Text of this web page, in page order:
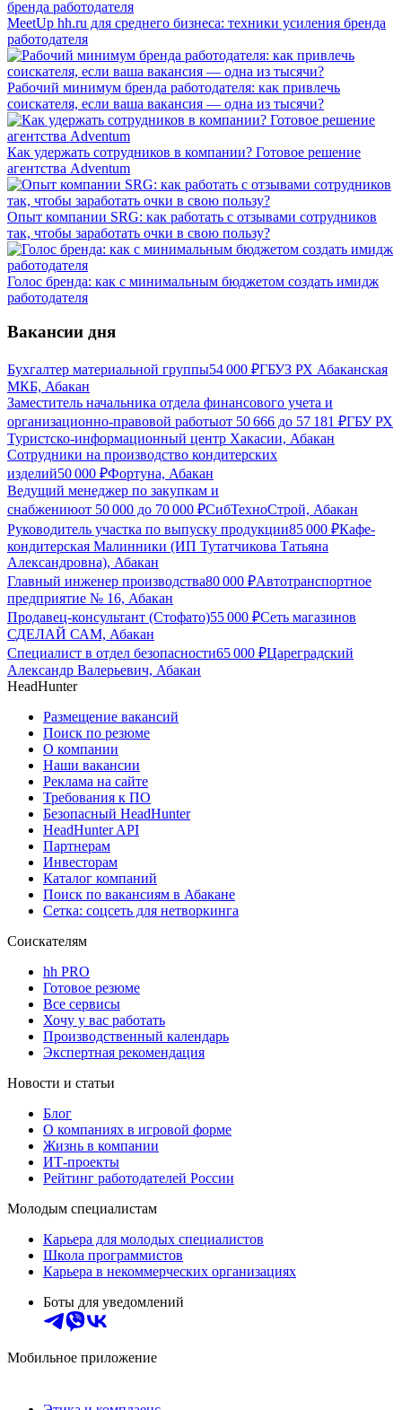
MeetUp hh.ru для среднего бизнеса: техники усиления бренда
работодателя
Рабочий минимум бренда работодателя: как привлечь
соискателя, если ваша вакансия — одна из тысячи?
Как удержать сотрудников в компании? Готовое решение
агентства Adventum
Опыт компании SRG: как работать с отзывами сотрудников
так, чтобы заработать очки в свою пользу?
Голос бренда: как с минимальным бюджетом создать имидж
работодателя
Вакансии дня
Бухгалтер материальной группы54 000 ₽ГБУЗ РХ Абаканская
МКБ, Абакан
Заместитель начальника отдела финансового учета и
организационно-правовой работыот 50 666 до 57 181 ₽ГБУ РХ
Туристско-информационный центр Хакасии, Абакан
Сотрудники на производство кондитерских
изделий50 000 ₽Фортуна, Абакан
Ведущий менеджер по закупкам и
снабжениюот 50 000 до 70 000 ₽СибТехноСтрой, Абакан
Руководитель участка по выпуску продукции85 000 ₽Кафе-
кондитерская Малинники (ИП Тутатчикова Татьяна
Александровна), Абакан
Главный инженер производства80 000 ₽Автотранспортное
предприятие № 16, Абакан
Продавец-консультант (Стофато)55 000 ₽Сеть магазинов
СДЕЛАЙ САМ, Абакан
Специалист в отдел безопасности65 000 ₽Цареградский
Александр Валерьевич, Абакан
HeadHunter
Размещение вакансий
Поиск по резюме
О компании
Наши вакансии
Реклама на сайте
Требования к ПО
Безопасный HeadHunter
HeadHunter API
Партнерам
Инвесторам
Каталог компаний
Поиск по вакансиям в Абакане
Сетка: соцсеть для нетворкинга
Соискателям
hh PRO
Готовое резюме
Все сервисы
Хочу у вас работать
Производственный календарь
Экспертная рекомендация
Новости и статьи
Блог
О компаниях в игровой форме
Жизнь в компании
ИТ-проекты
Рейтинг работодателей России
Молодым специалистам
Карьера для молодых специалистов
Школа программистов
Карьера в некоммерческих организациях
Боты для уведомлений
Мобильное приложение